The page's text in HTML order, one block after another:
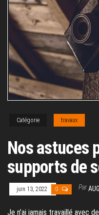
Catégorie travaux
Nos astuces
supports de
juin 13, 2022 0 Par
Je n’ai jamais travaillé avec